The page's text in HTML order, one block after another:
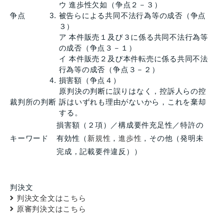
争点
ウ 進歩性欠如（争点２－３）
被告らによる共同不法行為等の成否（争点
３）
ア 本件販売１及び３に係る共同不法行為等
の成否（争点３－１）
イ 本件販売２及び本件転売に係る共同不法
行為等の成否（争点３－２）
損害額（争点４）
裁判所の判断
原判決の判断に誤りはなく，控訴人らの控
訴はいずれも理由がないから，これを棄却
する。
キーワード
損害額（２項）／構成要件充足性／特許の
有効性（ 新規性 ，進歩性 ，その他（発明未
完成，記載要件違反））
判決文
判決文全文はこちら
原審判決文はこちら